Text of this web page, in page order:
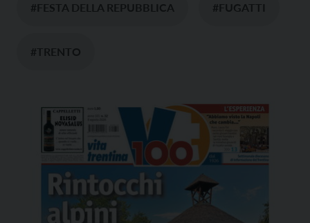
#FESTA DELLA REPUBBLICA #FUGATTI
#TRENTO